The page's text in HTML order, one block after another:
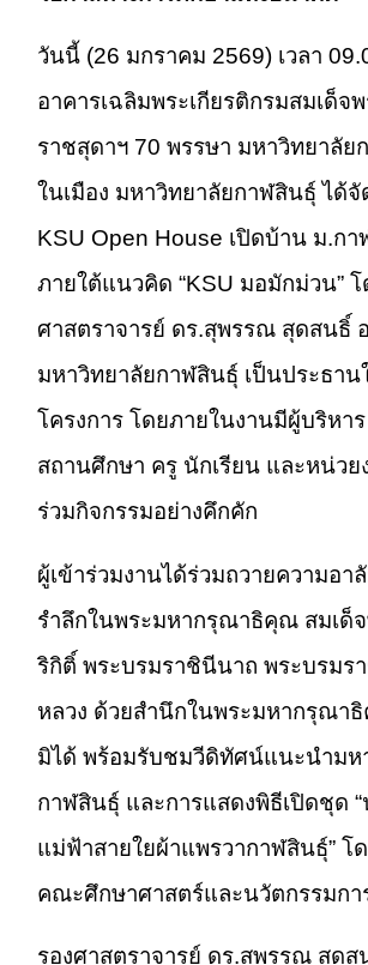
วันนี้ (26 มกราคม 2569) เวลา
อาคารเฉลิมพระเกียรติกรมสมเด็จ
ราชสุดาฯ 70 พรรษา มหาวิทยาลั
ในเมือง มหาวิทยาลัยกาฬสินธุ์ ได้จั
KSU Open House เปิดบ้าน ม.ก
ภายใต้แนวคิด “KSU มอมักม่วน” โ
ศาสตราจารย์ ดร.สุพรรณ สุดสนธิ์
มหาวิทยาลัยกาฬสินธุ์ เป็นประธาน
โครงการ โดยภายในงานมีผู้บริหา
สถานศึกษา ครู นักเรียน และหน่วย
ร่วมกิจกรรมอย่างคึกคัก
ผู้เข้าร่วมงานได้ร่วมถวายความอา
รำลึกในพระมหากรุณาธิคุณ สมเด็จ
ริกิติ์ พระบรมราชินีนาถ พระบรม
หลวง ด้วยสำนึกในพระมหากรุณา
มิได้ พร้อมรับชมวีดิทัศน์แนะนำมห
กาฬสินธุ์ และการแสดงพิธีเปิดชุด
แม่ฟ้าสายใยผ้าแพรวากาฬสินธุ์” โ
คณะศึกษาศาสตร์และนวัตกรรมกา
รองศาสตราจารย์ ดร.สุพรรณ สุดส